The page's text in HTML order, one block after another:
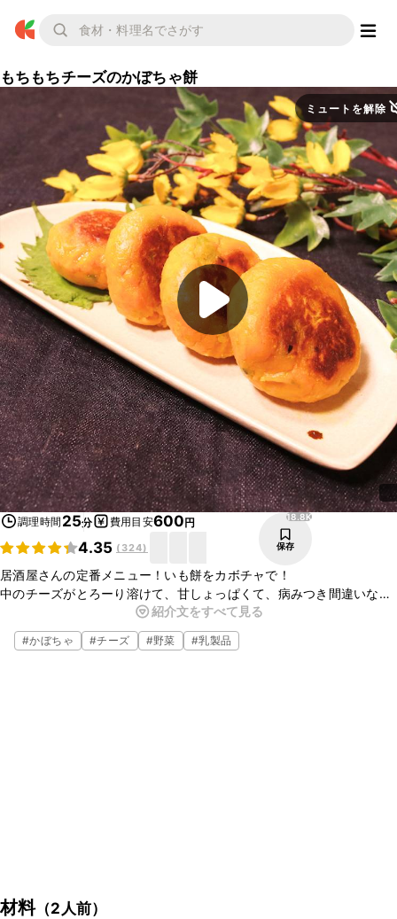
もちもちチーズのかぼちゃ餅
ミュートを解除
調理時間 25分 費用目安600円
4.35 ( 324)
18.8K
保存
居酒屋さんの定番メニュー！いも餅をカボチャで！
中のチーズがとろーり溶けて、甘しょっぱくて、病みつき間違いなし
お酒にも合うのでぜひ試してみてください。
お好みで、最後上にバターをのせてもおいしいです。
紹介文をすべて見る
#かぼちゃ #チーズ #野菜 #乳製品
材料（2人前）